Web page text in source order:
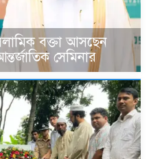
বক্তা আসছেন
সেমিনার